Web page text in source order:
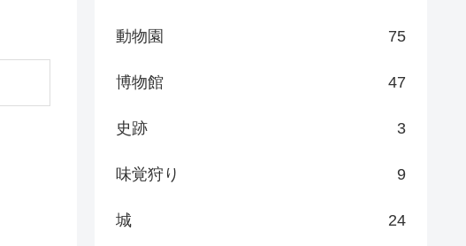
動物園 75
博物館 47
史跡 3
味覚狩り 9
城 24